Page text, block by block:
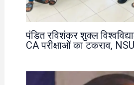
पंडित रविशंकर शुक्ल
CA परीक्षाओं का टकराव,